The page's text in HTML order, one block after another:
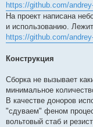
https://github.com/
На проект написана
и использованию.
https://github.com/
Конструкция
Сборка не вызывает
минимальное
В качестве доноров
"сдуваем" феном
вольтовый стаб и